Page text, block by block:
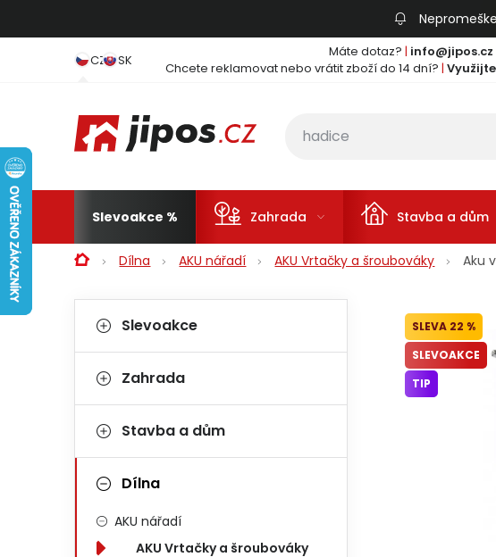
CZ SK Máte dotaz? | info@jipos.cz
Chcete reklamovat nebo vrátit zboží do 14 dní? |
Slevoakce Zahrada Stavba a dům
DomůDílna AKU nářadí AKU Vrtačky a šroubováky Aku
Postranní panel
Kategorie
Slevoakce
Zahrada
Stavba a dům
Dílna
AKU nářadí
AKU Vrtačky a šroubováky
22 %
SLEVOAKCE
TIP